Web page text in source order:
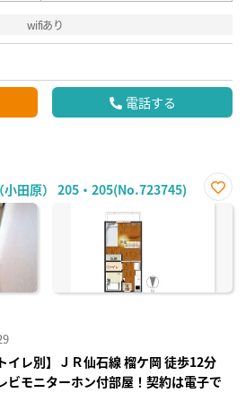
wifiあり
電話する
田原） 205・205(No.723745)
お気
イレ別】ＪＲ仙⽯線 榴ケ岡 徒歩12分
ビモニターホン付部屋！契約は電子で